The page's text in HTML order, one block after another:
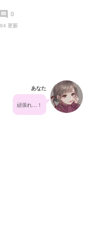
insert_comment 0
更新
あなた
頑張れ…！